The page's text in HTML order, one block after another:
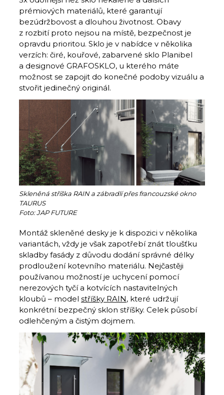
prémiových materiálů, které garantují
bezúdržbovost a dlouhou životnost. Obavy
z rozbití proto nejsou na místě, bezpečnost je
opravdu prioritou. Sklo je v nabídce v několika
verzích: čiré, kouřové, zabarvené sklo Planibel
a designové GRAFOSKLO, u kterého máte
možnost se zapojit do konečné podoby vizuálu a
stvořit jedinečný originál.
Skleněná stříška RAIN a zábradlí přes francouzské okno
TAURUS
Foto: JAP FUTURE
Montáž skleněné desky je k dispozici v několika
variantách, vždy je však zapotřebí znát tloušťku
skladby fasády z důvodu dodání správné délky
prodloužení kotevního materiálu. Nejčastěji
používanou možností je uchycení pomocí
nerezových tyčí a kotvících nastavitelných
kloubů – model stříšky RAIN, které udržují
konkrétní bezpečný sklon stříšky. Celek působí
odlehčeným a čistým dojmem.